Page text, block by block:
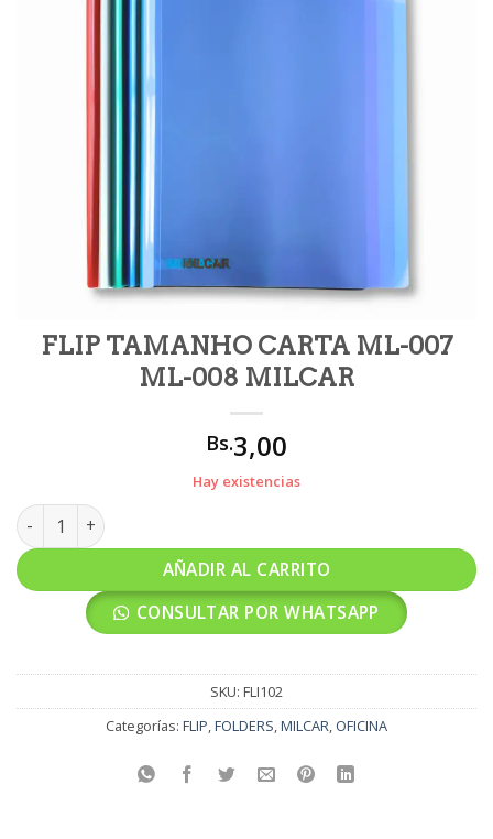
FLIP TAMANHO CARTA ML-007
ML-008 MILCAR
Bs.3,00
Hay existencias
FLIP TAMANHO CARTA ML-007 ML-008 MILCAR cantidad
AÑADIR AL CARRITO
CONSULTAR POR WHATSAPP
SKU: FLI102
Categorías: FLIP,FOLDERS,MILCAR, OFICINA